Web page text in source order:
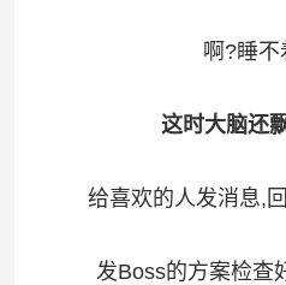
啊?睡不
这时大脑还
给喜欢的人发消息,
发Boss的方案检查